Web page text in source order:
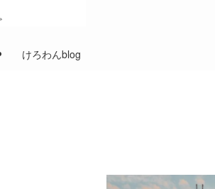
けろわんblog